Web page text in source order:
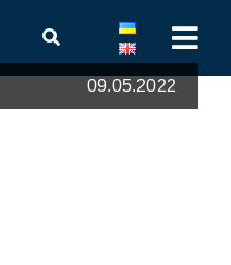
09.05.2022